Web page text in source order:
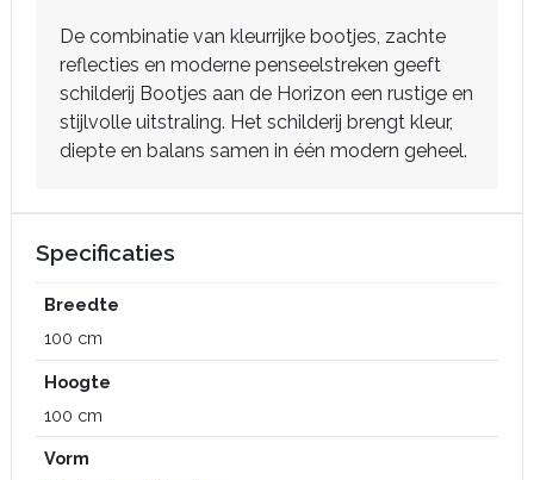
De combinatie van kleurrijke bootjes, zachte
reflecties en moderne penseelstreken geeft
schilderij Bootjes aan de Horizon een rustige en
stijlvolle uitstraling. Het schilderij brengt kleur,
diepte en balans samen in één modern geheel.
Specificaties
Breedte
100 cm
Hoogte
100 cm
Vorm